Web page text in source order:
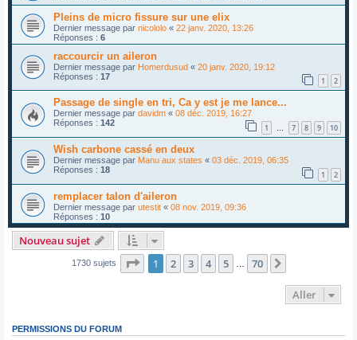
Pleins de micro fissure sur une elix
Dernier message par nicololo « 22 janv. 2020, 13:26
Réponses : 6
raccourcir un aileron
Dernier message par Homerdusud « 20 janv. 2020, 19:12
Réponses : 17 1 2
Passage de single en tri, Ca y est je me lance...
Dernier message par davidm « 08 déc. 2019, 16:27
Réponses : 142 1 … 7 8 9 10
Wish carbone cassé en deux
Dernier message par Manu aux states « 03 déc. 2019, 06:35
Réponses : 18 1 2
remplacer talon d'aileron
Dernier message par utestit « 08 nov. 2019, 09:36
Réponses : 10
Nouveau sujet
1730 sujets Page 1sur70
1 2 3 4 5 70
Aller
PERMISSIONS DU FORUM